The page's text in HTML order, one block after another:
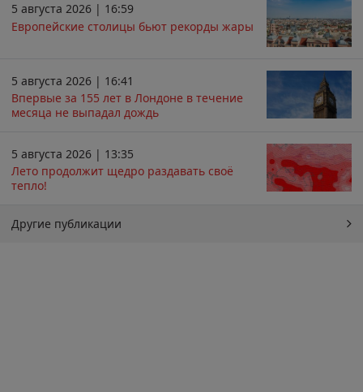
5 августа 2026 | 16:59
Европейские столицы бьют рекорды жары
5 августа 2026 | 16:41
Впервые за 155 лет в Лондоне в течение
месяца не выпадал дождь
5 августа 2026 | 13:35
Лето продолжит щедро раздавать своё
тепло!
Другие публикации